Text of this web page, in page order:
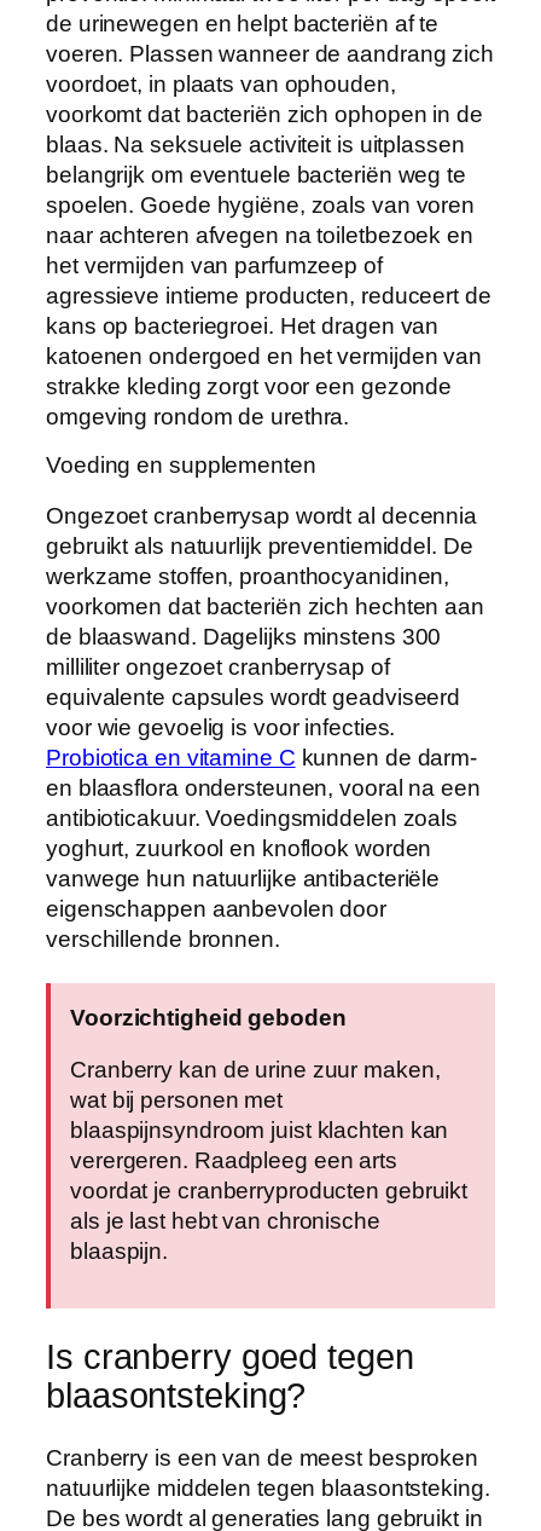
de urinewegen en helpt bacteriën af te
voeren. Plassen wanneer de aandrang zich
voordoet, in plaats van ophouden,
voorkomt dat bacteriën zich ophopen in de
blaas. Na seksuele activiteit is uitplassen
belangrijk om eventuele bacteriën weg te
spoelen. Goede hygiëne, zoals van voren
naar achteren afvegen na toiletbezoek en
het vermijden van parfumzeep of
agressieve intieme producten, reduceert de
kans op bacteriegroei. Het dragen van
katoenen ondergoed en het vermijden van
strakke kleding zorgt voor een gezonde
omgeving rondom de urethra.
Voeding en supplementen
Ongezoet cranberrysap wordt al decennia
gebruikt als natuurlijk preventiemiddel. De
werkzame stoffen, proanthocyanidinen,
voorkomen dat bacteriën zich hechten aan
de blaaswand. Dagelijks minstens 300
milliliter ongezoet cranberrysap of
equivalente capsules wordt geadviseerd
voor wie gevoelig is voor infecties.
Probiotica en vitamine C kunnen de darm-
en blaasflora ondersteunen, vooral na een
antibioticakuur. Voedingsmiddelen zoals
yoghurt, zuurkool en knoflook worden
vanwege hun natuurlijke antibacteriële
eigenschappen aanbevolen door
verschillende bronnen.
Voorzichtigheid geboden
Cranberry kan de urine zuur maken,
wat bij personen met
blaaspijnsyndroom juist klachten kan
verergeren. Raadpleeg een arts
voordat je cranberryproducten gebruikt
als je last hebt van chronische
blaaspijn.
Is cranberry goed tegen
blaasontsteking?
Cranberry is een van de meest besproken
natuurlijke middelen tegen blaasontsteking.
De bes wordt al generaties lang gebruikt in